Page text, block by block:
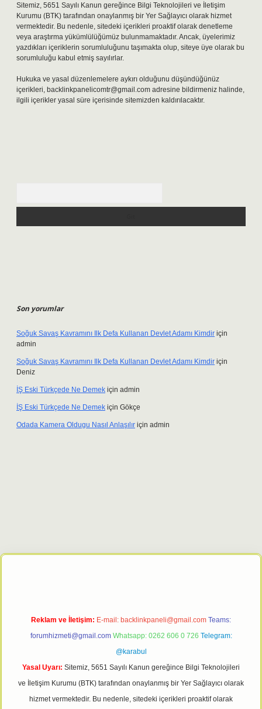
Sitemiz, 5651 Sayılı Kanun gereğince Bilgi Teknolojileri ve İletişim
Kurumu (BTK) tarafından onaylanmış bir Yer Sağlayıcı olarak hizmet
vermektedir. Bu nedenle, sitedeki içerikleri proaktif olarak denetleme
veya araştırma yükümlülüğümüz bulunmamaktadır. Ancak, üyelerimiz
yazdıkları içeriklerin sorumluluğunu taşımakta olup, siteye üye olarak bu
sorumluluğu kabul etmiş sayılırlar.
Hukuka ve yasal düzenlemelere aykırı olduğunu düşündüğünüz
içerikleri, backlinkpanelicomtr@gmail.com adresine bildirmeniz halinde,
ilgili içerikler yasal süre içerisinde sitemizden kaldırılacaktır.
Son yorumlar
Soğuk Savaş Kavramını Ilk Defa Kullanan Devlet Adamı Kimdir için
admin
Soğuk Savaş Kavramını Ilk Defa Kullanan Devlet Adamı Kimdir için
Deniz
İŞ Eski Türkçede Ne Demek için admin
İŞ Eski Türkçede Ne Demek için Gökçe
Odada Kamera Oldugu Nasıl Anlaşılır için admin
adresitulipbett.net
Reklam ve İletişim: E-mail: backlinkpaneli@gmail.com Teams:
forumhizmeti@gmail.com Whatsapp: 0262 606 0 726 Telegram:
@karabul
Yasal Uyarı: Sitemiz, 5651 Sayılı Kanun gereğince Bilgi Teknolojileri
ve İletişim Kurumu (BTK) tarafından onaylanmış bir Yer Sağlayıcı olarak
hizmet vermektedir. Bu nedenle, sitedeki içerikleri proaktif olarak